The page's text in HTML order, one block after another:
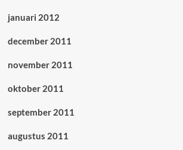
januari 2012
december 2011
november 2011
oktober 2011
september 2011
augustus 2011